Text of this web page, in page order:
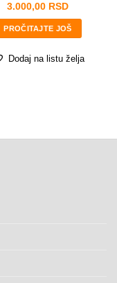
3.000,00 RSD
PROČITAJTE JOŠ
Dodaj na listu želja